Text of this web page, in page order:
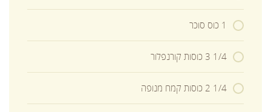
1 כוס סוכר
1/4 3 כוסות קורנפלור
1/4 2 כוסות קמח מנופה